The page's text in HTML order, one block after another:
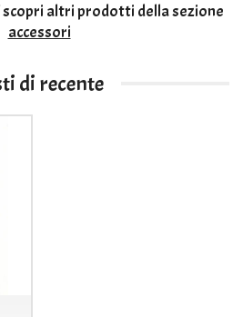
scopri altri prodotti della sezione
accessori
di recente